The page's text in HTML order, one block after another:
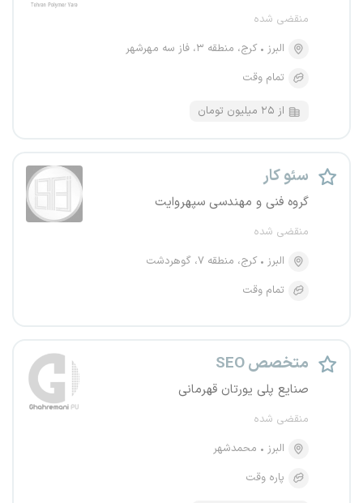
منقضی شده
البرز
کرج، منطقه ۳، فاز سه مهرشهر
تمام وقت
از ۲۵ میلیون تومان
سئو کار
گروه فنی و مهندسی سپهروایت
منقضی شده
البرز
کرج، منطقه ۷، گوهردشت
تمام وقت
متخصص SEO
صنایع پلی یورتان قهرمانی
منقضی شده
البرز
محمدشهر
پاره وقت